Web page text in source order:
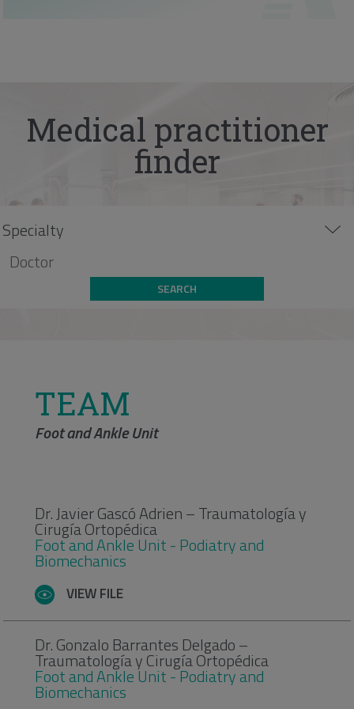
Medical practitioner
finder
SEARCH
TEAM
Foot and Ankle Unit
Dr. Javier Gascó Adrien – Traumatología y
Cirugía Ortopédica
Foot and Ankle Unit - Podiatry and
Biomechanics
VIEW FILE
Dr. Gonzalo Barrantes Delgado –
Traumatología y Cirugía Ortopédica
Foot and Ankle Unit - Podiatry and
Biomechanics